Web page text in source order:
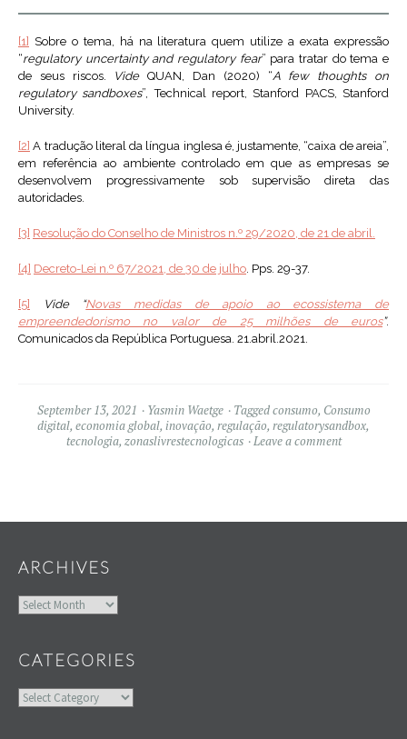
[1] Sobre o tema, há na literatura quem utilize a exata expressão
“regulatory uncertainty and regulatory fear” para tratar do tema e
de seus riscos.
VideQUAN, Dan (2020) “A few thoughts on
regulatory sandboxes”, Technical report, Stanford PACS, Stanford
University.
[2] A tradução literal da língua inglesa é, justamente, “caixa de areia”,
em referência ao ambiente controlado em que as empresas se
desenvolvem progressivamente sob supervisão direta das
autoridades.
[3] Resolução do Conselho de Ministros n.º 29/2020, de 21 de abril.
[4] Decreto-Lei n.º 67/2021, de 30 de julho. Pps. 29-37.
[5] Vide “Novas medidas de apoio ao ecossistema de
empreendedorismo no valor de 25 milhões de euros”.
Comunicados da República Portuguesa. 21.abril.2021.
September 13, 2021 Yasmin Waetge Taggedconsumo, Consumo
digital, economia global, inovação, regulação, regulatorysandbox,
tecnologia, zonaslivrestecnologicas Leave a comment
ARCHIVES
Archives
CATEGORIES
Categories